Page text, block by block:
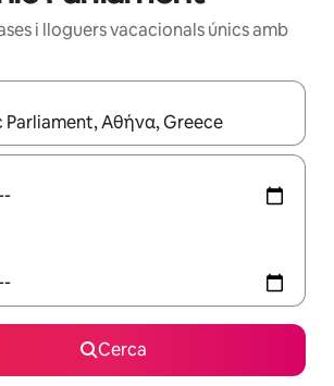
i lloguers vacacionals únics amb
resultats estiguin disponibles, podràs
Cerca